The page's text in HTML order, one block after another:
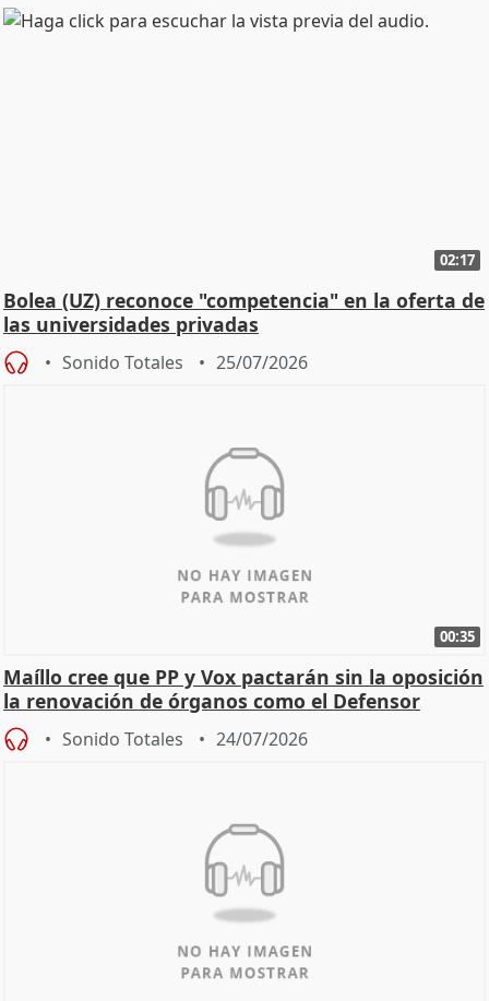
02:17
Bolea (UZ) reconoce "competencia" en la oferta de
las universidades privadas
Sonido Totales 25/07/2026
00:35
Maíllo cree que PP y Vox pactarán sin la oposición
la renovación de órganos como el Defensor
Sonido Totales 24/07/2026